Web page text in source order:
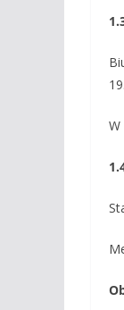
19.
W